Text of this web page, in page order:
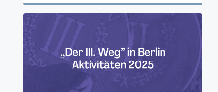
Zum Artikel